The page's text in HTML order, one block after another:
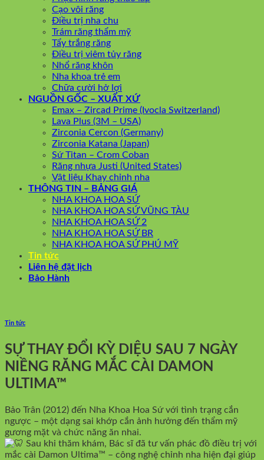
Cạo vôi răng
Điều trị nha chu
Trám răng thẩm mỹ
Tẩy trắng răng
Điều trị viêm tủy răng
Nhổ răng khôn
Nha khoa trẻ em
Chữa cười hở lợi
NGUỒN GỐC – XUẤT XỨ
Emax – Zircad Prime (Ivocla Switzerland)
Lava Plus (3M – USA)
Zirconia Cercon (Germany)
Zirconia Katana (Japan)
Sứ Titan – Crom Coban
Răng nhựa Justi (United States)
Vật liệu Khay chỉnh nha
THÔNG TIN – BẢNG GIÁ
NHA KHOA HOA SỨ
NHA KHOA HOA SỨ VŨNG TÀU
NHA KHOA HOA SỨ 2
NHA KHOA HOA SỨ BR
NHA KHOA HOA SỨ PHÚ MỸ
Tin tức
Liên hệ đặt lịch
Bảo Hành
Tin tức
SỰ THAY ĐỔI KỲ DIỆU SAU 7 NGÀY
NIỀNG RĂNG MẮC CÀI DAMON
ULTIMA™
Bảo Trân (2012) đến Nha Khoa Hoa Sứ với tình trạng cắn
ngược – một dạng sai khớp cắn ảnh hưởng đến thẩm mỹ
gương mặt và chức năng ăn nhai.
Sau khi thăm khám, Bác sĩ đã tư vấn phác đồ điều trị với
mắc cài Damon Ultima™ – công nghệ chỉnh nha hiện đại giúp